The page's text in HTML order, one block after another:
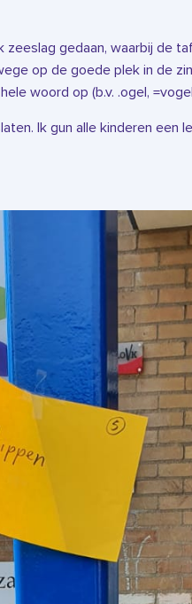
gedaan, waarbij de
op de goede plek in de
woord op (b.v. .ogel,
Ik gun alle kinderen een